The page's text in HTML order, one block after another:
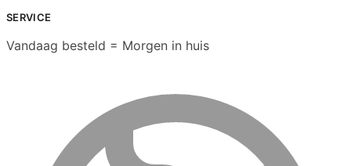
SERVICE
Vandaag besteld = Morgen in huis